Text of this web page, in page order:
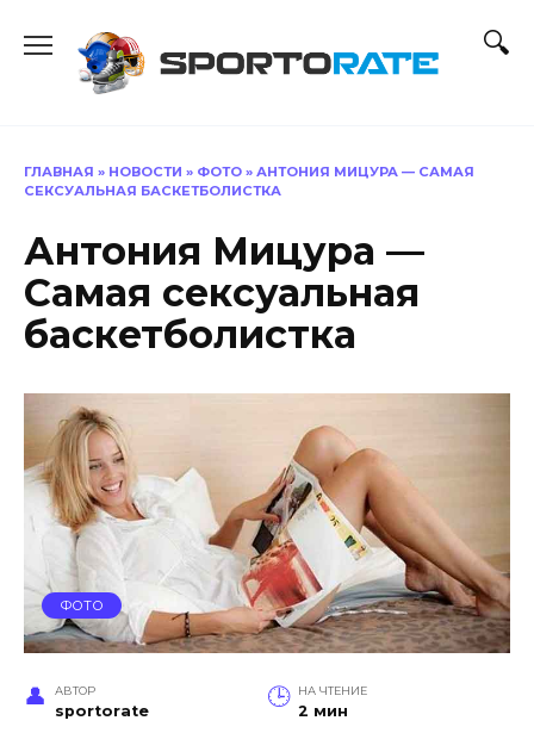
содержанию
ГЛАВНАЯ » НОВОСТИ » ФОТО » АНТОНИЯ МИЦУРА — САМАЯ
СЕКСУАЛЬНАЯ БАСКЕТБОЛИСТКА
Антония Мицура —
Самая сексуальная
баскетболистка
ФОТО
АВТОР
sportorate
НА ЧТЕНИЕ
2 мин